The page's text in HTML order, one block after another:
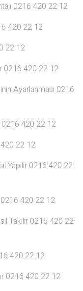
0216 420 22 12
420 22 12
22 12
0216 420 22 12
Ayarlanması 0216
0216 420 22 12
420 22 12
Yapılır 0216 420 22
0216 420 22 12
Takılır 0216 420 22
420 22 12
0216 420 22 12